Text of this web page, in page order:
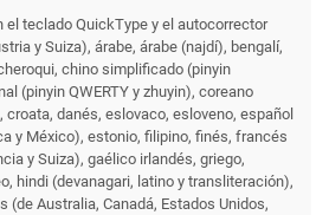
teclado QuickType y el autocorrector
y Suiza), árabe, árabe (najdí), bengalí,
chino simplificado (pinyin
(pinyin QWERTY y zhuyin), coreano
danés, eslovaco, esloveno, español
y México), estonio, filipino, finés, francés
y Suiza), gaélico irlandés, griego,
hindi (devanagari, latino y transliteración),
(de Australia, Canadá, Estados Unidos,